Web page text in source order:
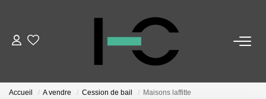
VENTES
VENDUS
Accueil A vendre Cession de bail Maisons laffitte